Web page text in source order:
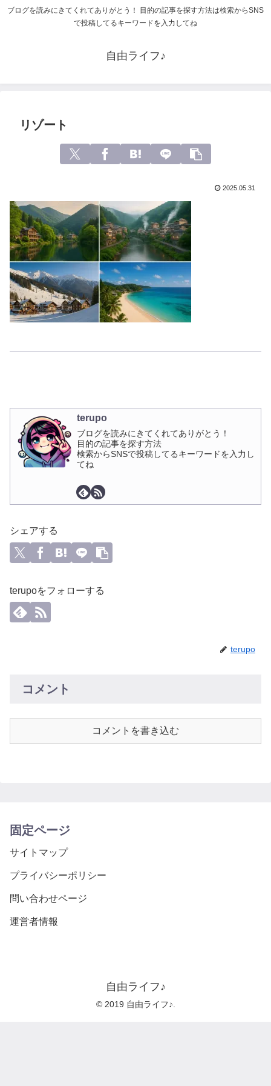
ブログを読みにきてくれてありがとう！ 目的の記事を探す方法は検索からSNS
で投稿してるキーワードを入力してね
自由ライフ♪
リゾート
2025.05.31
terupo
ブログを読みにきてくれてありがとう！
目的の記事を探す方法
検索からSNSで投稿してるキーワードを入力し
てね
シェアする
terupoをフォローする
terupo
コメント
コメントを書き込む
固定ページ
サイトマップ
プライバシーポリシー
問い合わせページ
運営者情報
自由ライフ♪
© 2019 自由ライフ♪.